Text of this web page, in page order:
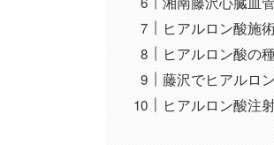
ヒアルロン酸施
ヒアルロン酸の
藤沢でヒアルロ
ヒアルロン酸注